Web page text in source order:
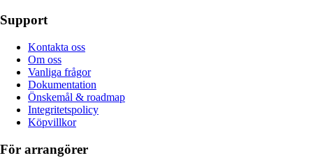
Support
Kontakta oss
Om oss
Vanliga frågor
Dokumentation
Önskemål & roadmap
Integritetspolicy
Köpvillkor
För arrangörer